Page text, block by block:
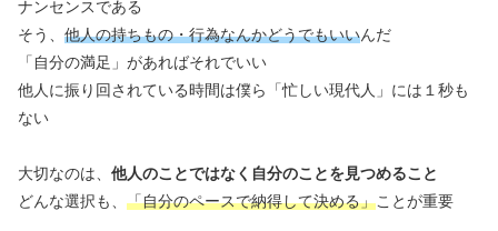
ナンセンスである
そう、 他人の持ちもの・行為なんかどうでもいいんだ
「自分の満足」があればそれでいい
他人に振り回されている時間は僕ら「忙しい現代人」には１秒も
ない
大切なのは、 他人のことではなく自分のことを見つめること
どんな選択も、 「自分のペースで納得して決める」ことが重要